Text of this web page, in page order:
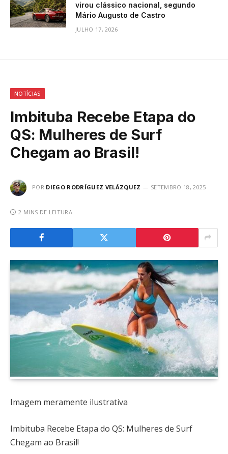
virou clássico nacional, segundo
Mário Augusto de Castro
JULHO 17, 2026
NOTÍCIAS
Imbituba Recebe Etapa do
QS: Mulheres de Surf
Chegam ao Brasil!
POR DIEGO RODRÍGUEZ VELÁZQUEZ SETEMBRO 18, 2025
2 MINS DE LEITURA
Imagem meramente ilustrativa
Imbituba Recebe Etapa do QS: Mulheres de Surf
Chegam ao Brasil!